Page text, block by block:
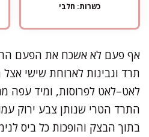
כשרות: חלבי
אף פעם לא אשכח את הפעם
תרד וגבינות לארוחת שישי
לאט–לאט לפרוסות, ומיד עפה
התרד הטרי שנותן צבע ירוק
בתוך הבצק והופכות כל ביס